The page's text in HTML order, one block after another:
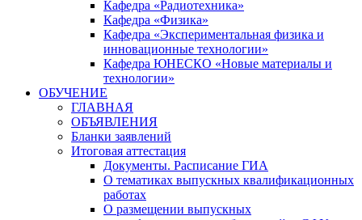
Кафедра «Радиотехника»
Кафедра «Физика»
Кафедра «Экспериментальная физика и
инновационные технологии»
Кафедра ЮНЕСКО «Новые материалы и
технологии»
ОБУЧЕНИЕ
ГЛАВНАЯ
ОБЪЯВЛЕНИЯ
Бланки заявлений
Итоговая аттестация
Документы. Расписание ГИА
О тематиках выпускных квалификационных
работах
О размещении выпускных